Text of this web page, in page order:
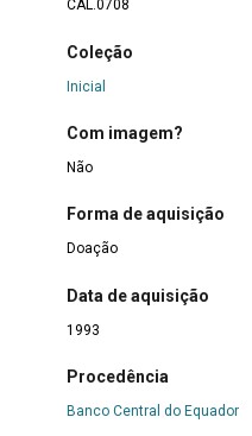
CAL.0708
Coleção
Inicial
Com imagem?
Não
Forma de aquisição
Doação
Data de aquisição
1993
Procedência
Banco Central do Equador